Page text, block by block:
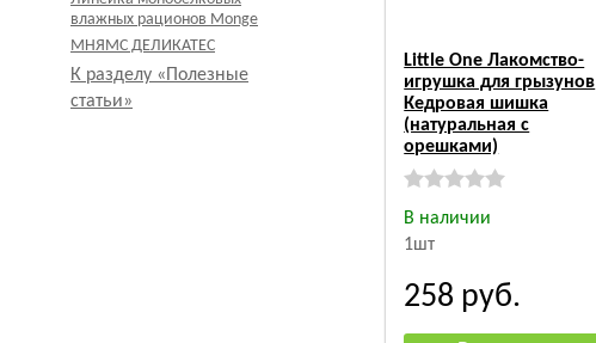
влажных рационов Monge
МНЯМС ДЕЛИКАТЕС
К разделу «Полезные
статьи»
Little One Лакомство-
игрушка для грызунов
Кедровая шишка
(натуральная с
орешками)
В наличии
1шт
258 руб.